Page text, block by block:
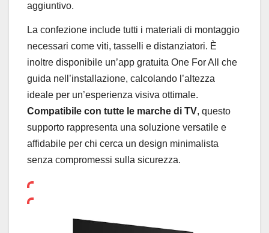
aggiuntivo.
La confezione include tutti i materiali di montaggio
necessari come viti, tasselli e distanziatori. È
inoltre disponibile un’app gratuita One For All che
guida nell’installazione, calcolando l’altezza
ideale per un’esperienza visiva ottimale.
Compatibile con tutte le marche di TV, questo
supporto rappresenta una soluzione versatile e
affidabile per chi cerca un design minimalista
senza compromessi sulla sicurezza.